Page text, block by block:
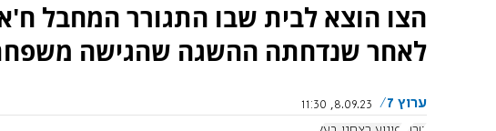
הצו הוצא לבית שבו התגורר המחבל
לאחר שנדחתה ההשגה שהגישה
ערוץ 7
8.09.23, 11:30